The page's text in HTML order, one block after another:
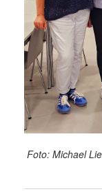
Foto: Michael